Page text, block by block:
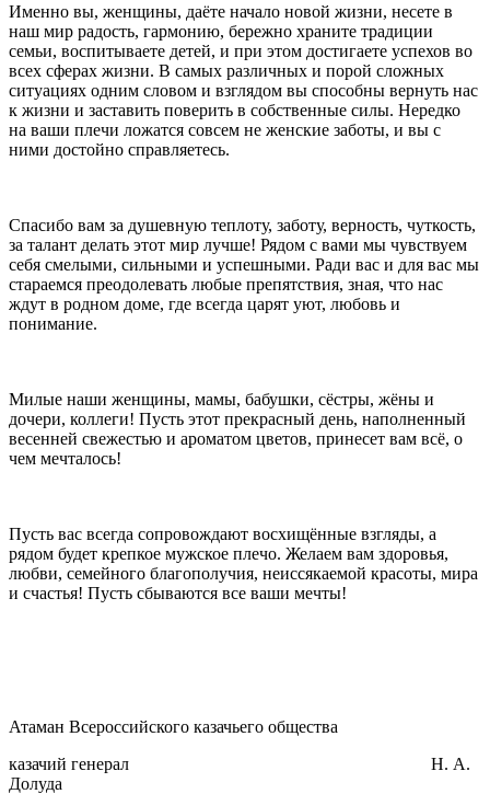
Именно вы, женщины, даёте начало новой жизни, несете в
наш мир радость, гармонию, бережно храните традиции
семьи, воспитываете детей, и при этом достигаете успехов во
всех сферах жизни. В самых различных и порой сложных
ситуациях одним словом и взглядом вы способны вернуть нас
к жизни и заставить поверить в собственные силы. Нередко
на ваши плечи ложатся совсем не женские заботы, и вы с
ними достойно справляетесь.
Спасибо вам за душевную теплоту, заботу, верность, чуткость,
за талант делать этот мир лучше! Рядом с вами мы чувствуем
себя смелыми, сильными и успешными. Ради вас и для вас мы
стараемся преодолевать любые препятствия, зная, что нас
ждут в родном доме, где всегда царят уют, любовь и
понимание.
Милые наши женщины, мамы, бабушки, сёстры, жёны и
дочери, коллеги! Пусть этот прекрасный день, наполненный
весенней свежестью и ароматом цветов, принесет вам всё, о
чем мечталось!
Пусть вас всегда сопровождают восхищённые взгляды, а
рядом будет крепкое мужское плечо. Желаем вам здоровья,
любви, семейного благополучия, неиссякаемой красоты, мира
и счастья! Пусть сбываются все ваши мечты!
Атаман Всероссийского казачьего общества
казачий генерал Н. А.
Долуда